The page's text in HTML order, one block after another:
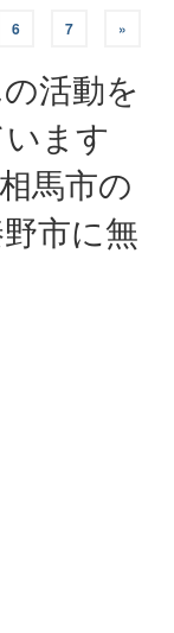
6 7 »
活動を
ます
馬市の
市に無